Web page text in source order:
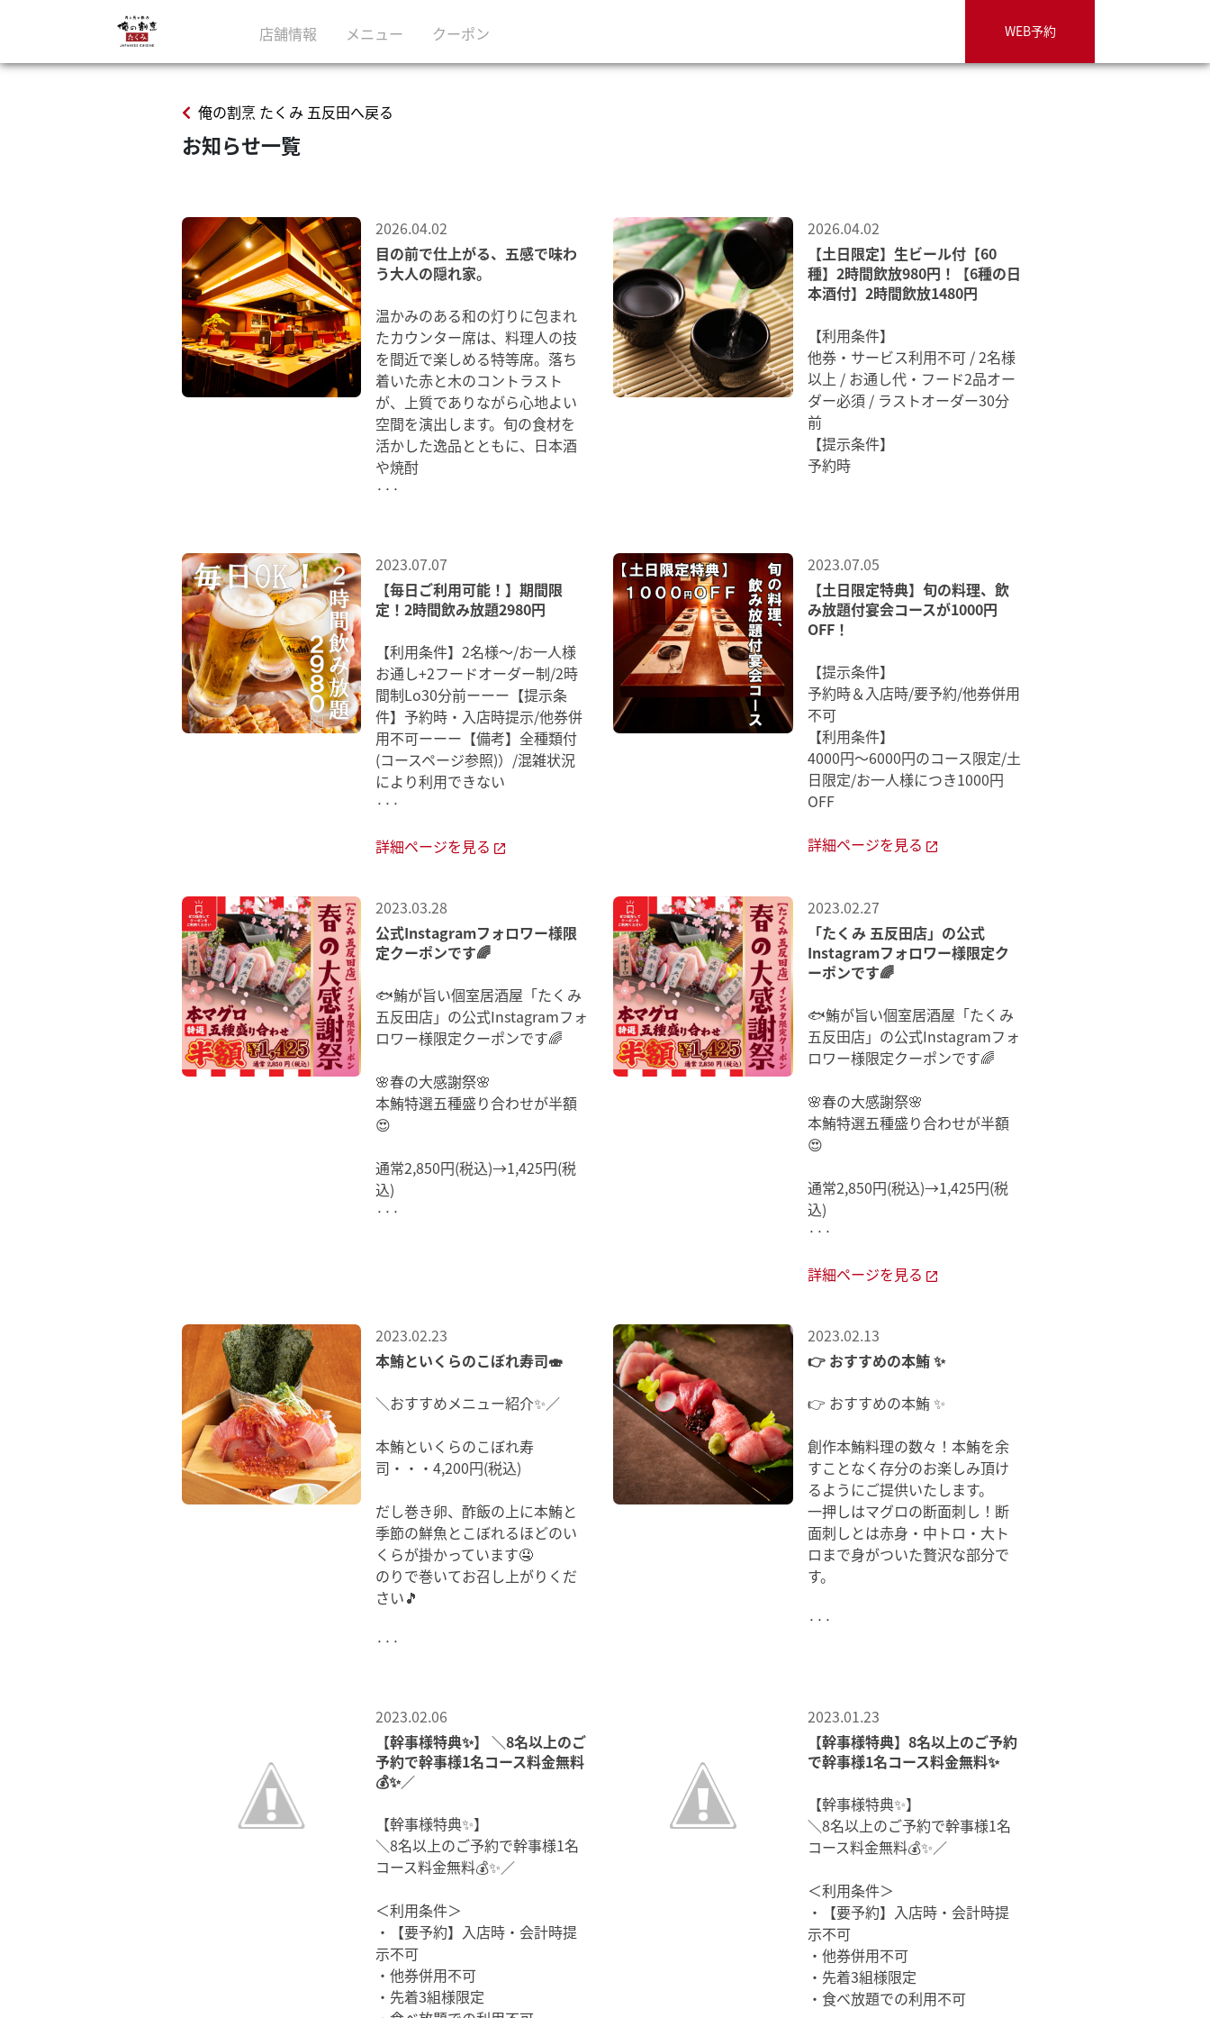
店舗情報 メニュー クーポン WEB予約
俺の割烹 たくみ 五反田へ戻る
お知らせ一覧
2026.04.02
目の前で仕上がる、五感で味わ
う大人の隠れ家。
温かみのある和の灯りに包まれ
たカウンター席は、料理人の技
を間近で楽しめる特等席。落ち
着いた赤と木のコントラスト
が、上質でありながら心地よい
空間を演出します。旬の食材を
活かした逸品とともに、日本酒
···
2026.04.02
【土日限定】生ビール付【60
種】2時間飲放980円！【6種の日
本酒付】2時間飲放1480円
【利用条件】
他券・サービス利用不可 / 2名様
以上 / お通し代・フード2品オー
ダー必須 / ラストオーダー30分
前
【提示条件】
2023.07.07
【毎日ご利用可能！】期間限
定！2時間飲み放題2980円
【利用条件】2名様～/お一人様
お通し+2フードオーダー制/2時
間制Lo30分前ーーー【提示条
件】予約時・入店時提示/他券併
用不可ーーー【備考】全種類付
(コースページ参照)）/混雑状況
···
詳細ページを見る
2023.07.05
【土日限定特典】旬の料理、飲
み放題付宴会コースが1000円
OFF！
【提示条件】
予約時＆入店時/要予約/他券併用
不可
【利用条件】
4000円～6000円のコース限定/土
日限定/お一人様につき1000円
詳細ページを見る
2023.03.28
公式Instagramフォロワー様限
定クーポンです🌈
🐟鮪が旨い個室居酒屋「たくみ
五反田店」の公式Instagramフォ
ロワー様限定クーポンです🌈
🌸春の大感謝祭🌸
本鮪特選五種盛り合わせが半額
😍
通常2,850円(税込)→1,425円(税
···
2023.02.27
「たくみ 五反田店」の公式
Instagramフォロワー様限定ク
ーポンです🌈
🐟鮪が旨い個室居酒屋「たくみ
五反田店」の公式Instagramフォ
ロワー様限定クーポンです🌈
🌸春の大感謝祭🌸
本鮪特選五種盛り合わせが半額
😍
通常2,850円(税込)→1,425円(税
···
詳細ページを見る
2023.02.23
本鮪といくらのこぼれ寿司🍣
＼おすすめメニュー紹介✨／
本鮪といくらのこぼれ寿
司・・・4,200円(税込)
だし巻き卵、酢飯の上に本鮪と
季節の鮮魚とこぼれるほどのい
くらが掛かっています🤤
のりで巻いてお召し上がりくだ
さい🎵
···
2023.02.13
👉 おすすめの本鮪 ✨
👉 おすすめの本鮪 ✨
創作本鮪料理の数々！本鮪を余
すことなく存分のお楽しみ頂け
るようにご提供いたします。
一押しはマグロの断面刺し！断
面刺しとは赤身・中トロ・大ト
ロまで身がついた贅沢な部分で
す。
···
2023.02.06
【幹事様特典✨】 ＼8名以上のご
予約で幹事様1名コース料金無料
💰✨／
【幹事様特典✨】
＼8名以上のご予約で幹事様1名
コース料金無料💰✨／
＜利用条件＞
・【要予約】入店時・会計時提
示不可
・他券併用不可
・先着3組様限定
2023.01.23
【幹事様特典】8名以上のご予約
で幹事様1名コース料金無料✨
【幹事様特典✨】
＼8名以上のご予約で幹事様1名
コース料金無料💰✨／
＜利用条件＞
・【要予約】入店時・会計時提
示不可
・他券併用不可
・先着3組様限定